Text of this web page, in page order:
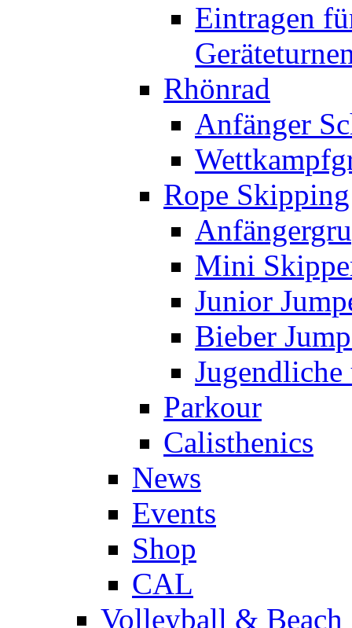
Eintragen
Rhönrad
Anfänger
Rope Skipping
Mini
Junior
Bieber
Jugendliche
Parkour
Calisthenics
News
Events
Shop
CAL
Volleyball & Beach